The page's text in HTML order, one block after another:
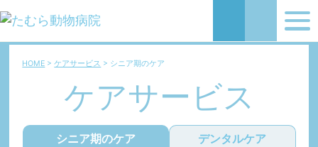
HOME ケアサービス シニア期のケア
ケアサービス
シニア期のケア デンタルケア